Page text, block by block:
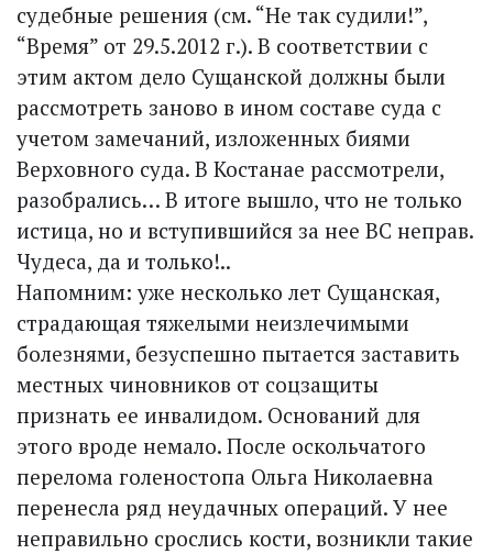
судебные решения (см. “Не так судили!”,
“Время” от 29.5.2012 г.). В соответствии с
этим актом дело Сущанской должны были
рассмотреть заново в ином составе суда с
учетом замечаний, изложенных биями
Верховного суда. В Костанае рассмотрели,
разобрались… В итоге вышло, что не только
истица, но и вступившийся за нее ВС неправ.
Чудеса, да и только!..
Напомним: уже несколько лет Сущанская,
страдающая тяжелыми неизлечимыми
болезнями, безуспешно пытается заставить
местных чиновников от соцзащиты
признать ее инвалидом. Оснований для
этого вроде немало. После оскольчатого
перелома голеностопа Ольга Николаевна
перенесла ряд неудачных операций. У нее
неправильно срослись кости, возникли такие